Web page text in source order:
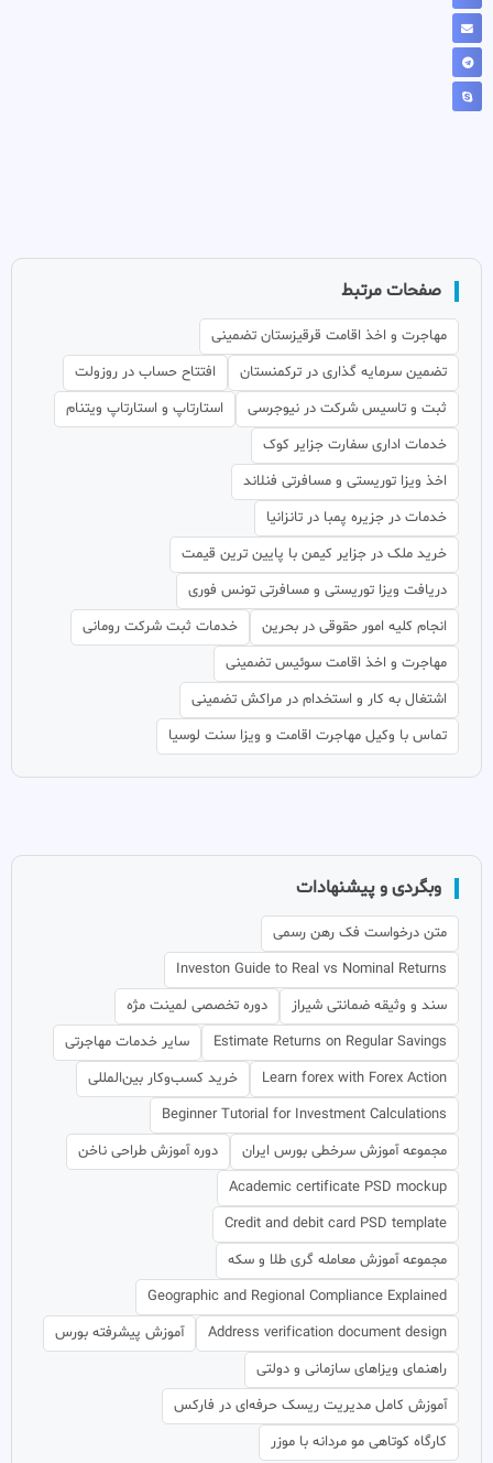
صفحات مرتبط
مهاجرت و اخذ اقامت قرقیزستان تضمینی
تضمین سرمایه گذاری در ترکمنستان
افتتاح حساب در روزولت
ثبت و تاسیس شرکت در نیوجرسی
استارتاپ و استارتاپ ویتنام
خدمات اداری سفارت جزایر کوک
اخذ ویزا توریستی و مسافرتی فنلاند
خدمات در جزیره پمبا در تانزانیا
خرید ملک در جزایر کیمن با پایین ترین قیمت
دریافت ویزا توریستی و مسافرتی تونس فوری
انجام کلیه امور حقوقی در بحرین
خدمات ثبت شرکت رومانی
مهاجرت و اخذ اقامت سوئیس تضمینی
اشتغال به کار و استخدام در مراکش تضمینی
تماس با وکیل مهاجرت اقامت و ویزا سنت لوسیا
وبگردی و پیشنهادات
متن درخواست فک رهن رسمی
Investon Guide to Real vs Nominal Returns
سند و وثیقه ضمانتی شیراز
دوره تخصصی لمینت مژه
Estimate Returns on Regular Savings
سایر خدمات مهاجرتی
Learn forex with Forex Action
خرید کسب‌وکار بین‌المللی
Beginner Tutorial for Investment Calculations
مجموعه آموزش سرخطی بورس ایران
دوره آموزش طراحی ناخن
Academic certificate PSD mockup
Credit and debit card PSD template
مجموعه آموزش معامله گری طلا و سکه
Geographic and Regional Compliance Explained
Address verification document design
آموزش پیشرفته بورس
راهنمای ویزاهای سازمانی و دولتی
آموزش کامل مدیریت ریسک حرفه‌ای در فارکس
کارگاه کوتاهی مو مردانه با موزر